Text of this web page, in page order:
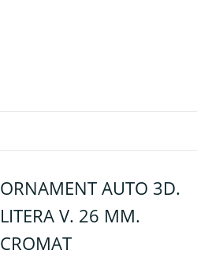
ORNAMENT AUTO 3D.
LITERA V. 26 MM.
CROMAT